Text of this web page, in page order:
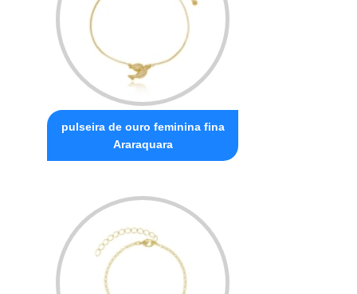
pulseira de ouro feminina fina
Araraquara